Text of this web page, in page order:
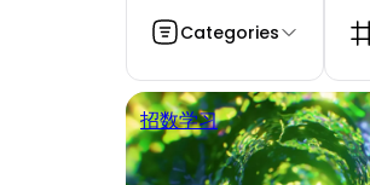
Categories
招数学习